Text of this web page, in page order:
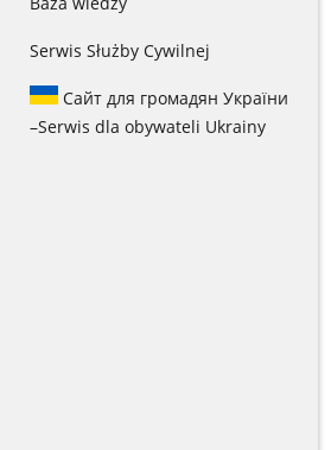
Serwis Służby Cywilnej
Сайт для громадян України
–Serwis dla obywateli Ukrainy